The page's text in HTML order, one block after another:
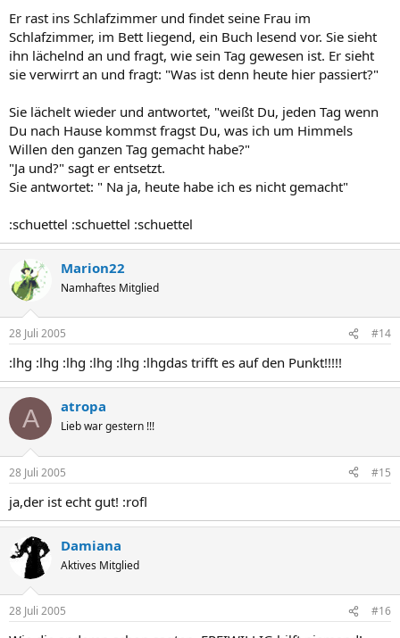
Er rast ins Schlafzimmer und findet seine Frau im
Schlafzimmer, im Bett liegend, ein Buch lesend vor. Sie sieht
ihn lächelnd an und fragt, wie sein Tag gewesen ist. Er sieht
sie verwirrt an und fragt: "Was ist denn heute hier passiert?"
Sie lächelt wieder und antwortet, "weißt Du, jeden Tag wenn
Du nach Hause kommst fragst Du, was ich um Himmels
Willen den ganzen Tag gemacht habe?"
"Ja und?" sagt er entsetzt.
Sie antwortet: " Na ja, heute habe ich es nicht gemacht"
:schuettel :schuettel :schuettel
Marion22
Namhaftes Mitglied
28 Juli 2005 #14
:lhg :lhg :lhg :lhg :lhg :lhgdas trifft es auf den Punkt!!!!!
A atropa
Lieb war gestern !!!
28 Juli 2005 #15
ja,der ist echt gut! :rofl
Damiana
Aktives Mitglied
28 Juli 2005 #16